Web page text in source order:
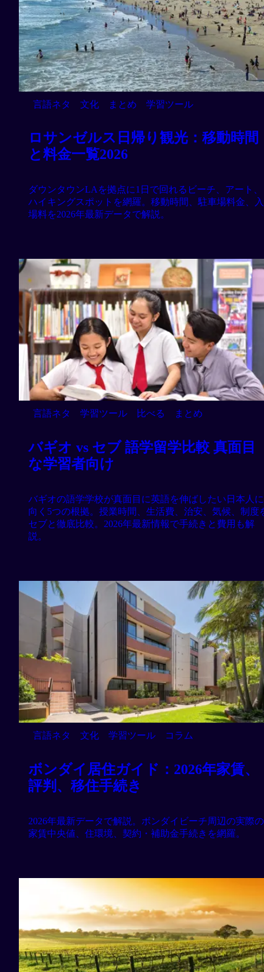
言語ネタ 文化 まとめ 学習ツール
ロサンゼルス日帰り観光：移動時間
と料金一覧2026
ダウンタウンLAを拠点に1日で回れるビーチ、アート、
ハイキングスポットを網羅。移動時間、駐車場料金、入
場料を2026年最新データで解説。
言語ネタ 学習ツール 比べる まとめ
バギオ vs セブ 語学留学比較 真面目
な学習者向け
バギオの語学学校が真面目に英語を伸ばしたい日本人に
向く5つの根拠。授業時間、生活費、治安、気候、制度
セブと徹底比較。2026年最新情報で手続きと費用も解
説。
言語ネタ 文化 学習ツール コラム
ボンダイ居住ガイド：2026年家賃、
評判、移住手続き
2026年最新データで解説。ボンダイビーチ周辺の実際の
家賃中央値、住環境、契約・補助金手続きを網羅。